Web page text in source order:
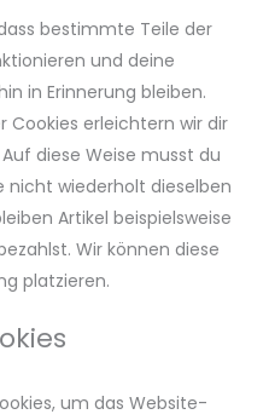
bestimmte Teile der
und deine
in Erinnerung bleiben.
Cookies erleichtern wir dir
diese Weise musst du
nicht wiederholt dieselben
Artikel beispielsweise
Wir können diese
platzieren.
um das Website-